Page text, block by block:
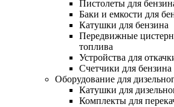
Пистолеты для
Баки и емкости для
Катушки для бензина
Передвижные
топлива
Устройства для
Счетчики для бензина
Оборудование для
Катушки для
Комплекты для